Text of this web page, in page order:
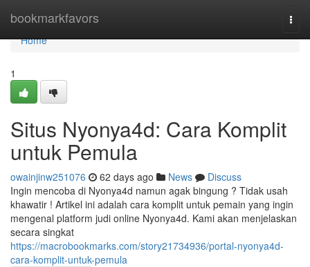
bookmarkfavors
Home
Home
1
Situs Nyonya4d: Cara Komplit
untuk Pemula
owainjinw251076 62 days ago News
Discuss
Ingin mencoba di Nyonya4d namun agak bingung ? Tidak usah
khawatir ! Artikel ini adalah cara komplit untuk pemain yang ingin
mengenal platform judi online Nyonya4d. Kami akan menjelaskan
secara singkat
https://macrobookmarks.com/story21734936/portal-nyonya4d-
cara-komplit-untuk-pemula